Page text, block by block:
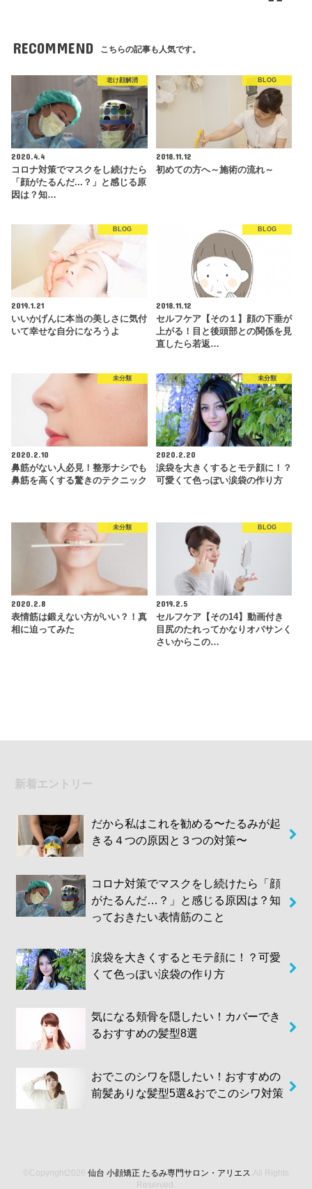
RECOMMEND こちらの記事も人気です。
老け顔解消
2020.4.4
コロナ対策でマスクをし続けたら
「顔がたるんだ...？」と感じる原
因は？知…
BLOG
2018.11.12
初めての方へ～施術の流れ～
BLOG
2019.1.21
いいかげんに本当の美しさに気付
いて幸せな自分になろうよ
BLOG
2018.11.12
セルフケア【その１】顔の下垂が
上がる！目と後頭部との関係を見
直したら若返…
未分類
2020.2.10
鼻筋がない人必見！整形ナシでも
鼻筋を高くする驚きのテクニック
未分類
2020.2.20
涙袋を大きくするとモテ顔に！？
可愛くて色っぽい涙袋の作り方
未分類
2020.2.8
表情筋は鍛えない方がいい？！真
相に迫ってみた
BLOG
2019.2.5
セルフケア【その14】動画付き
目尻のたれってかなりオバサンく
さいからこの…
新着エントリー
だから私はこれを勧める〜たるみが起
きる４つの原因と３つの対策〜
コロナ対策でマスクをし続けたら「顔
がたるんだ…？」と感じる原因は？知
っておきたい表情筋のこと
涙袋を大きくするとモテ顔に！？可愛
くて色っぽい涙袋の作り方
気になる頬骨を隠したい！カバーでき
るおすすめの髪型8選
おでこのシワを隠したい！おすすめの
前髪ありな髪型5選&おでこのシワ対策
©Copyright2026 仙台 小顔矯正 たるみ専門サロン・アリエス .All Rights
Reserved.